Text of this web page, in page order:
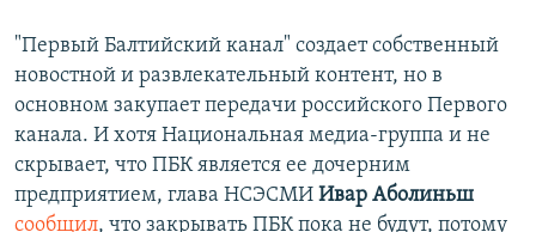
"Первый Балтийский канал" создает собственный
новостной и развлекательный контент, но в
основном закупает передачи российского Первого
канала. И хотя Национальная медиа-группа и не
скрывает, что ПБК является ее дочерним
предприятием, глава НСЭСМИ Ивар Аболиньш
сообщил, что закрывать ПБК пока не будут, потому